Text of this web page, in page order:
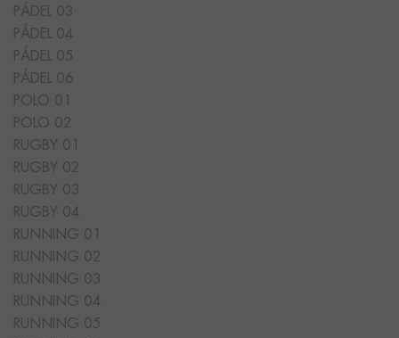
PÁDEL 03
PÁDEL 04
PÁDEL 05
PÁDEL 06
POLO 01
POLO 02
RUGBY 01
RUGBY 02
RUGBY 03
RUGBY 04
RUNNING 01
RUNNING 02
RUNNING 03
RUNNING 04
RUNNING 05